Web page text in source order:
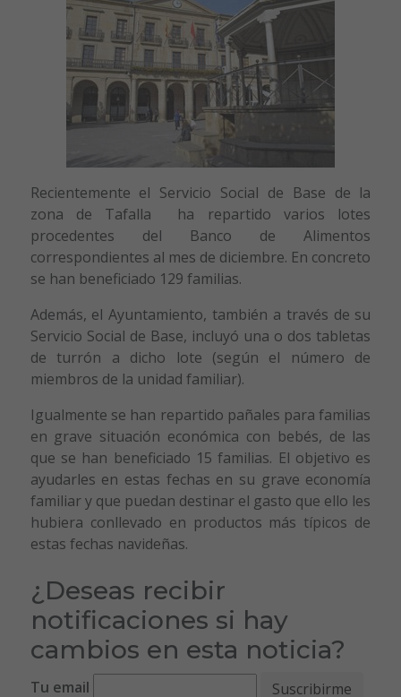
Recientemente el Servicio Social de Base de la
zona de Tafalla ha repartido varios lotes
procedentes del Banco de Alimentos
correspondientes al mes de diciembre. En concreto
se han beneficiado 129 familias.
Además, el Ayuntamiento, también a través de su
Servicio Social de Base, incluyó una o dos tabletas
de turrón a dicho lote (según el número de
miembros de la unidad familiar).
Igualmente se han repartido pañales para familias
en grave situación económica con bebés, de las
que se han beneficiado 15 familias. El objetivo es
ayudarles en estas fechas en su grave economía
familiar y que puedan destinar el gasto que ello les
hubiera conllevado en productos más típicos de
estas fechas navideñas.
¿Deseas recibir
notificaciones si hay
cambios en esta noticia?
Tu email